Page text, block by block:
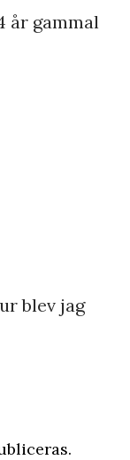
år gammal
blev jag